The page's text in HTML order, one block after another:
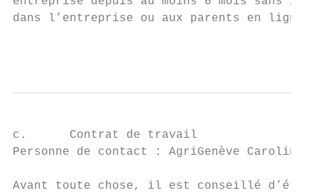
dans l’entreprise ou aux parents en ligne
c.      Contrat de travail
Personne de contact : AgriGenève
Avant toute chose, il est conseillé